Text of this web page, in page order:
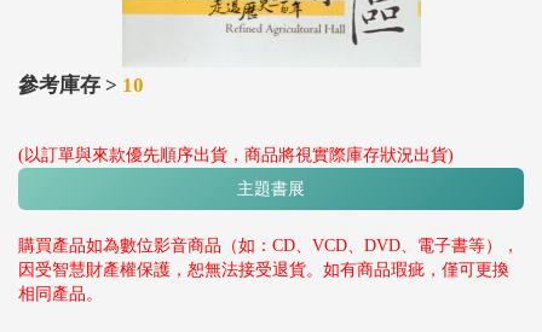
參考庫存 > 10
(以訂單與來款優先順序出貨，商品將視實際庫存狀況出貨)
主題書展
購買產品如為數位影音商品（如：CD、VCD、DVD、電子書等），
因受智慧財產權保護，恕無法接受退貨。如有商品瑕疵，僅可更換
相同產品。